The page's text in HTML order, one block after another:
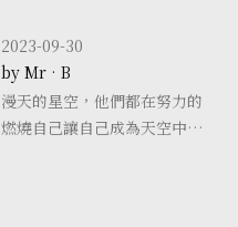
2023-09-30
by Mr•B
漫天的星空，他們都在努力的
燃燒自己讓自己成為天空中最